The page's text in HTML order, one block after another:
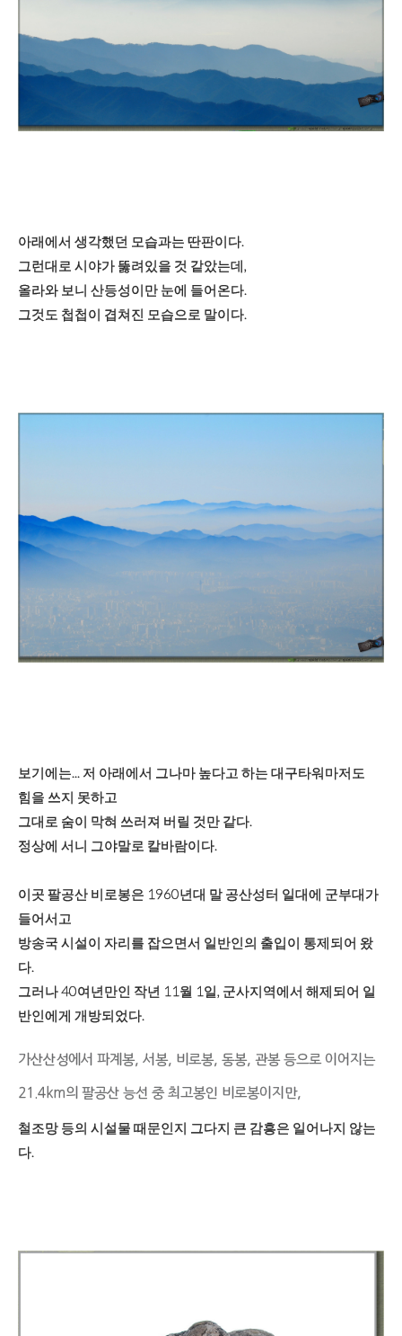
아래에서 생각했던 모습과는 딴판이다.
그런대로 시야가 뚫려있을 것 같았는데,
올라와 보니 산등성이만 눈에 들어온다.
그것도 첩첩이 겹쳐진 모습으로 말이다.
보기에는... 저 아래에서 그나마 높다고 하는 대구타워마저도
힘을 쓰지 못하고
그대로 숨이 막혀 쓰러져 버릴 것만 같다.
정상에 서니 그야말로 칼바람이다.
이곳 팔공산 비로봉은 1960년대 말 공산성터 일대에 군부대가
들어서고
방송국 시설이 자리를 잡으면서 일반인의 출입이 통제되어 왔
다.
그러나 40여년만인 작년 11월 1일, 군사지역에서 해제되어 일
반인에게 개방되었다.
가산산성에서 파계봉, 서봉, 비로봉, 동봉, 관봉 등으로 이어지는
21.4km의 팔공산 능선 중 최고봉인 비로봉이지만,
철조망 등의 시설물 때문인지 그다지 큰 감흥은 일어나지 않는
다.